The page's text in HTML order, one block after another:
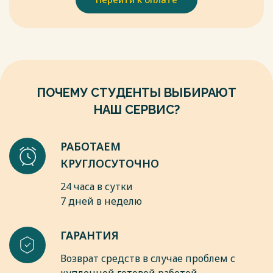
комплексы с полным набором услуг часто называются
автозаправочными комплексами (АЗК) и имеют элементы
ПОЧЕМУ СТУДЕНТЫ ВЫБИРАЮТ
НАШ СЕРВИС?
РАБОТАЕМ
КРУГЛОСУТОЧНО
24 часа в сутки
7 дней в неделю
ГАРАНТИЯ
Возврат средств в случае проблем с